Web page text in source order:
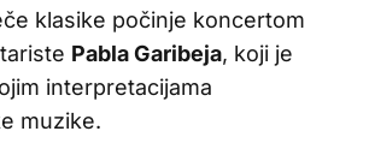
klasike počinje koncertom
Pabla Garibeja, koji je
interpretacijama
muzike.